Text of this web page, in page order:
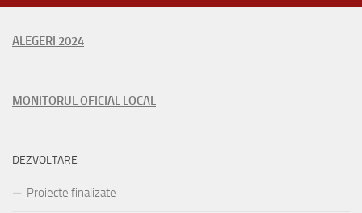
ALEGERI 2024
MONITORUL OFICIAL LOCAL
DEZVOLTARE
Proiecte finalizate